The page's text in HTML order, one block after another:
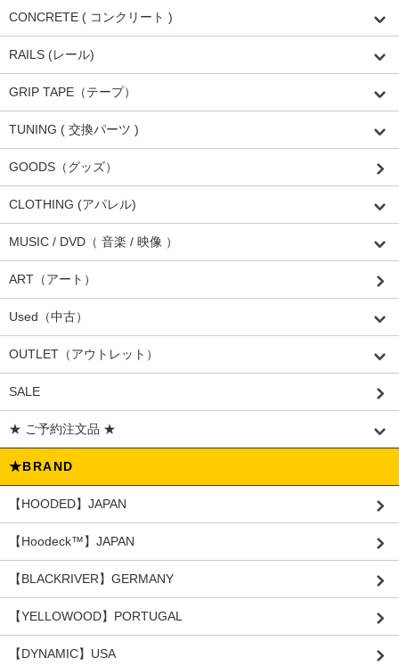
CONCRETE ( コンクリート )
RAILS (レール)
GRIP TAPE（テープ）
TUNING ( 交換パーツ )
GOODS（グッズ）
CLOTHING (アパレル)
MUSIC / DVD（ 音楽 / 映像 ）
ART（アート）
Used（中古）
OUTLET（アウトレット）
SALE
★ ご予約注文品 ★
★BRAND
【HOODED】JAPAN
【Hoodeck™️】JAPAN
【BLACKRIVER】GERMANY
【YELLOWOOD】PORTUGAL
【DYNAMIC】USA